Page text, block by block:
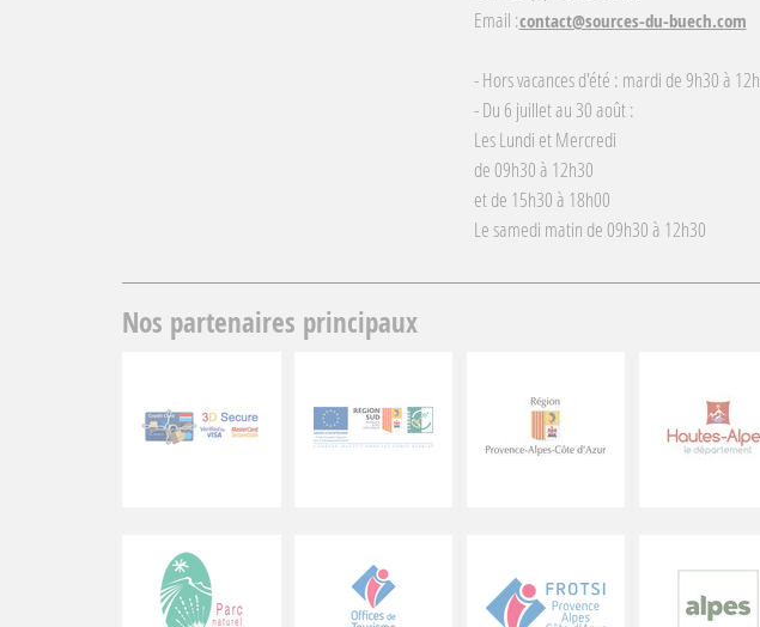
Email :contact@sources-du-buech.com
- Hors vacances d'été : mardi de 9h30 à
- Du 6 juillet au 30 août :
Les Lundi et Mercredi
de 09h30 à 12h30
et de 15h30 à 18h00
Le samedi matin de 09h30 à 12h30
Nos partenaires principaux